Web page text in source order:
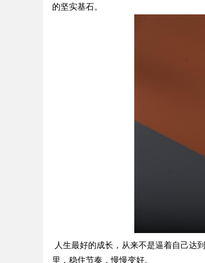
的坚实基石。
人生最好的成长，从来不是逼着自己达
里，稳住节奏，慢慢变好。